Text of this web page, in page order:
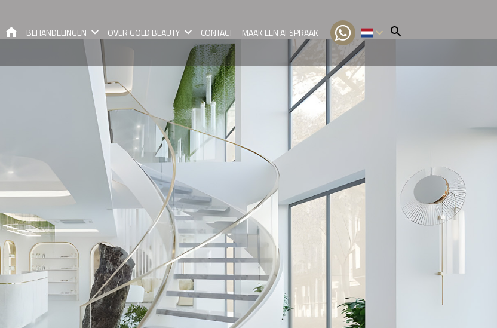
GOLD BEAUTY
BEHANDELINGEN OVER GOLD BEAUTY CONTACT MAAK EEN AFSPRAAK